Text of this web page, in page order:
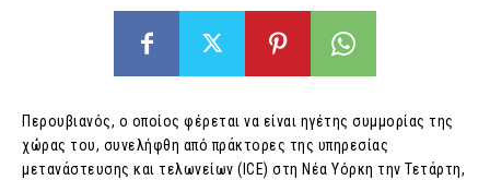
Περουβιανός, ο οποίος φέρεται να είναι ηγέτης συμμορίας της
χώρας του, συνελήφθη από πράκτορες της υπηρεσίας
μετανάστευσης και τελωνείων (ICE) στη Νέα Υόρκη την Τετάρτη,